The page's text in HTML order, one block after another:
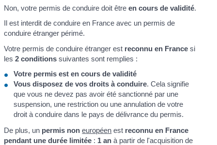
Non, votre permis de conduire doit êtreen cours de validité.
Il est interdit de conduire en France avec un permis de
conduire étranger périmé.
Votre permis de conduire étranger est reconnu en France si
les2 conditions suivantes sont remplies :
Votre permis est en cours de validité
Vous disposez de vos droits à conduire. Cela signifie
que vous ne devez pas avoir été sanctionné par une
suspension, une restriction ou une annulation de votre
droit à conduire dans le pays de délivrance du permis.
De plus, un permis noneuropéen est reconnu en France
pendant une durée limitée : 1 an à partir de l'acquisition de